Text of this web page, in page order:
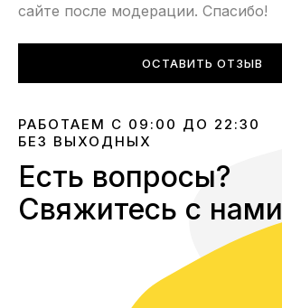
сайте после модерации. Спасибо!
ОСТАВИТЬ ОТЗЫВ
РАБОТАЕМ С 09:00 ДО 22:30
БЕЗ ВЫХОДНЫХ
Есть вопросы?
Свяжитесь с нами